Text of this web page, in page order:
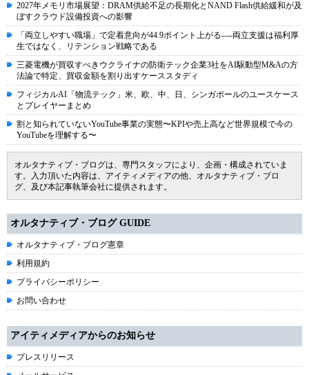
2027年メモリ市場展望：DRAM供給不足の長期化とNAND Flash供給緩和が及
ぼすクラウド設備投資への影響
「両立しやすい職場」で定着意向が44.9ポイント上がる----両立支援は福利厚
生ではなく、リテンション戦略である
三菱電機が買収すべきウクライナの防衛テック企業3社をAI駆動型M&Aの方
法論で特定、買収金額を割り出すケーススタディ
フィジカルAI「物流テック」米、欧、中、日、シンガポールのユースケース
とプレイヤーまとめ
割と知られていないYouTube事業の実態〜KPIや売上高など世界規模で今の
YouTubeを理解する〜
オルタナティブ・ブログは、専門スタッフにより、企画・構成されていま
す。入力頂いた内容は、アイティメディアの他、オルタナティブ・ブロ
グ、及び本記事執筆会社に提供されます。
オルタナティブ・ブログ GUIDE
オルタナティブ・ブログ憲章
利用規約
プライバシーポリシー
お問い合わせ
アイティメディアからのお知らせ
プレスリリース